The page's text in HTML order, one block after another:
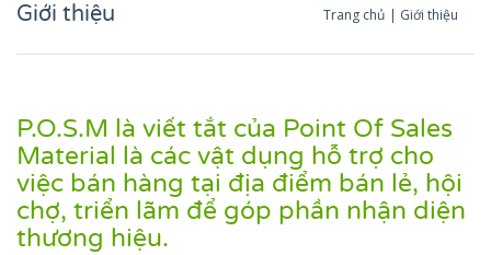
Giới thiệu Trang chủ Giới thiệu
P.O.S.M là viết tắt của Point Of Sales
Material là các vật dụng hỗ trợ cho
việc bán hàng tại địa điểm bán lẻ, hội
chợ, triển lãm để góp phần nhận diện
thương hiệu.